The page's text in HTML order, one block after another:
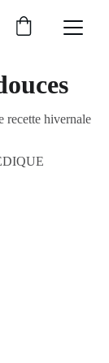
recette hivernale